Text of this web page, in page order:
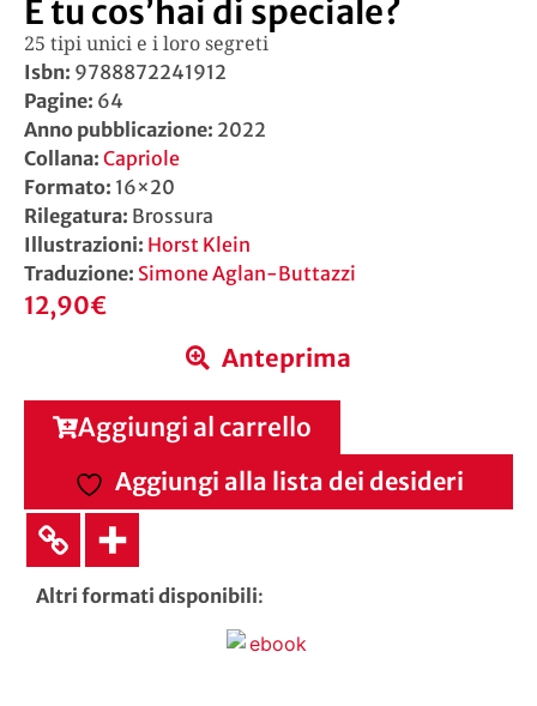
E tu cos’hai di speciale?
25 tipi unici e i loro segreti
Isbn: 9788872241912
Pagine: 64
Anno pubblicazione: 2022
Collana: Capriole
Formato: 16×20
Rilegatura: Brossura
Illustrazioni: Horst Klein
Traduzione: Simone Aglan-Buttazzi
12,90€
Anteprima
Aggiungi al carrello
Aggiungi alla lista dei desideri
Altri formati disponibili: